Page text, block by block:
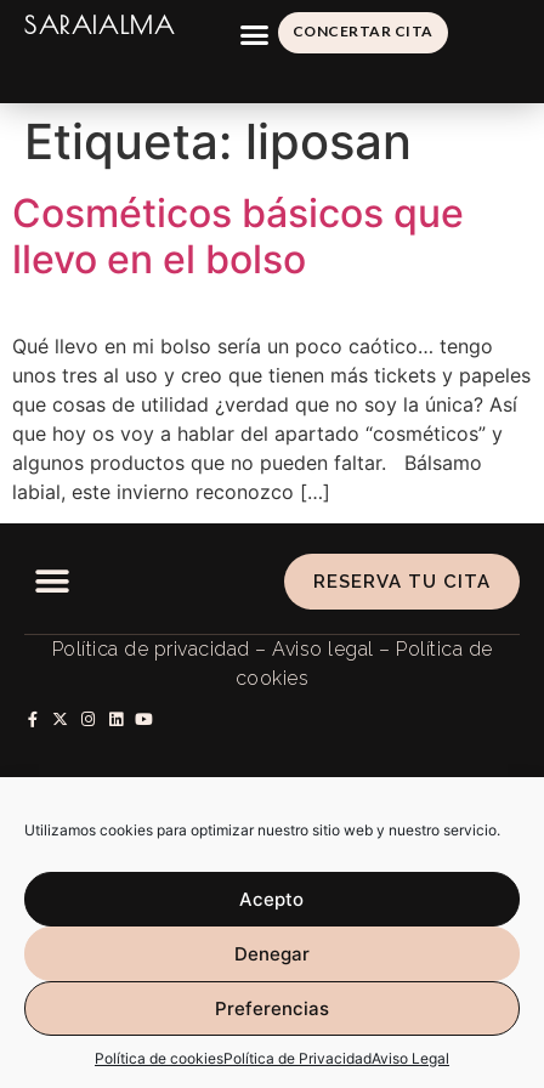
Utilizamos cookies para optimizar nuestro sitio web y nuestro servicio.
Acepto
Denegar
Preferencias
Política de cookiesPolítica de PrivacidadAviso Legal
SARAIALMA CONCERTAR CITA
Etiqueta: liposan
Cosméticos básicos que
llevo en el bolso
Qué llevo en mi bolso sería un poco caótico… tengo
unos tres al uso y creo que tienen más tickets y papeles
que cosas de utilidad ¿verdad que no soy la única? Así
que hoy os voy a hablar del apartado “cosméticos” y
algunos productos que no pueden faltar. Bálsamo
labial, este invierno reconozco […]
RESERVA TU CITA
Política de privacidad – Aviso legal – Política de
cookies